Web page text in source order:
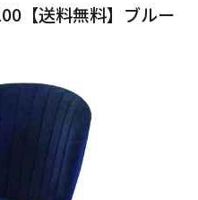
【送料無料】ブルー